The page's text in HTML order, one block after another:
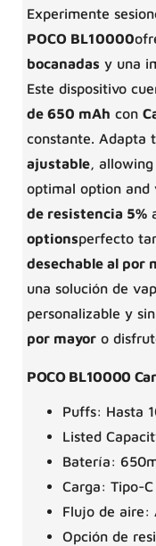
Experimente
POCO BL10000
bocanadas y una
Este dispositivo
de 650 mAh con
constante. Adapta
ajustable,
optimal option and
de resistencia 5%
optionsperfecto
desechable al por
una solución de
personalizable y
por mayor o
POCO BL10000
Puffs: Hasta
Listed
Batería:
Carga: Tipo-C
Flujo de aire:
Opción de